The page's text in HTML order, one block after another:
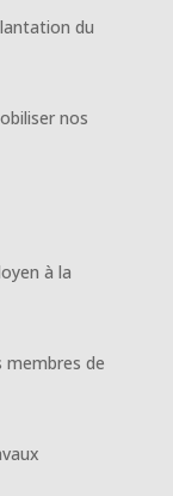
du
nos
à la
membres de